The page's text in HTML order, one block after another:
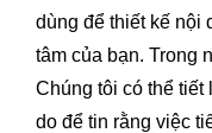
dùng để thiết kế nội
tâm của bạn. Trong
Chúng tôi có thể
do để tin rằng việc